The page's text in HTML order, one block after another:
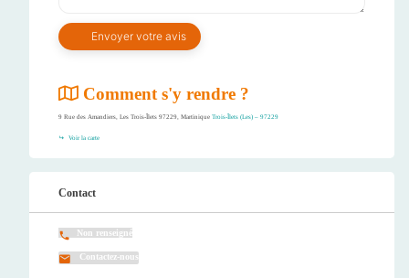
Comment s'y rendre ?
9 Rue des Amandiers, Les Trois-Îlets 97229, Martinique Trois-Îlets (Les) – 97229
Voir la carte
Contact
Non renseigné
Contactez-nous